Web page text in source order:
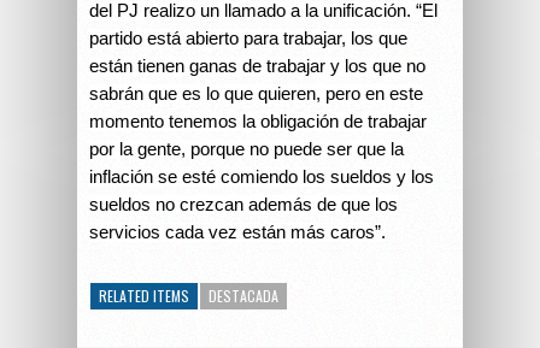
del PJ realizo un llamado a la unificación. “El
partido está abierto para trabajar, los que
están tienen ganas de trabajar y los que no
sabrán que es lo que quieren, pero en este
momento tenemos la obligación de trabajar
por la gente, porque no puede ser que la
inflación se esté comiendo los sueldos y los
sueldos no crezcan además de que los
servicios cada vez están más caros”.
RELATED ITEMS DESTACADA